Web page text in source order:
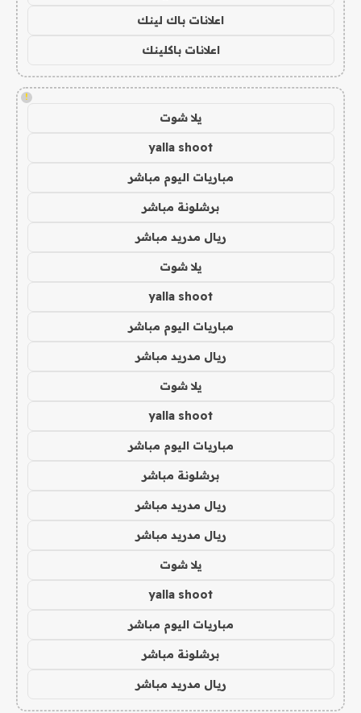
اعلانات باك لينك
اعلانات باكلينك
!
يلا شوت
yalla shoot
مباريات اليوم مباشر
برشلونة مباشر
ريال مدريد مباشر
يلا شوت
yalla shoot
مباريات اليوم مباشر
ريال مدريد مباشر
يلا شوت
yalla shoot
مباريات اليوم مباشر
برشلونة مباشر
ريال مدريد مباشر
ريال مدريد مباشر
يلا شوت
yalla shoot
مباريات اليوم مباشر
برشلونة مباشر
ريال مدريد مباشر